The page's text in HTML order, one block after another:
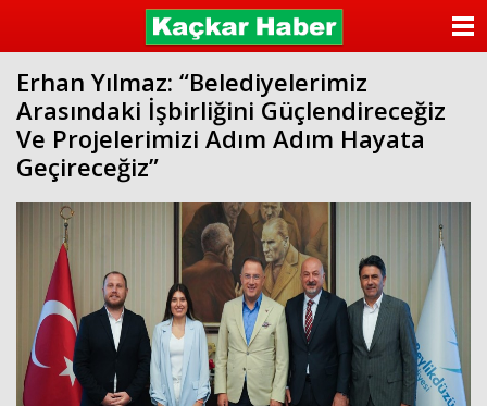
Erhan Yılmaz: “Belediyelerimiz
Arasındaki İşbirliğini Güçlendireceğiz
Ve Projelerimizi Adım Adım Hayata
Geçireceğiz”
ANASAYFA
KATEGORİLER
YAZARLAR
VİDEO GALERİ
KÜNYE
İLETİŞİM